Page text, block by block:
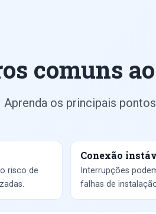
comuns
Aprenda os principais
risco de
Conexão
Interrupções
falhas de